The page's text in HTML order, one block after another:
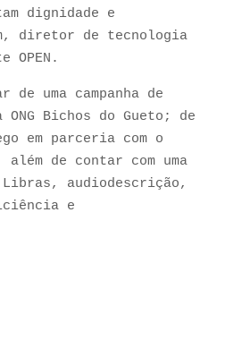
dignidade e
diretor de tecnologia
OPEN.
uma campanha de
Bichos do Gueto; de
em parceria com o
de contar com uma
audiodescrição,
e